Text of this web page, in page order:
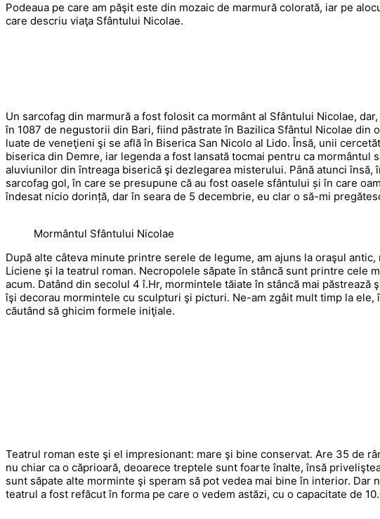
Podeaua pe care am păşit este din mozaic de marmură colorată, iar pe
care descriu viaţa Sfântului Nicolae.
Un sarcofag din marmură a fost folosit ca mormânt al Sfântului Nicolae,
în 1087 de negustorii din Bari, fiind păstrate în Bazilica Sfântul Nicolae din
luate de veneţieni şi se află în Biserica San Nicolo al Lido. Însă, unii
biserica din Demre, iar legenda a fost lansată tocmai pentru ca mormântul
aluviunilor din întreaga biserică şi dezlegarea misterului. Până atunci însă,
sarcofag gol, în care se presupune că au fost oasele sfântului și în care
îndesat nicio dorință, dar în seara de 5 decembrie, eu clar o să-mi
Mormântul Sfântului Nicolae
După alte câteva minute printre serele de legume, am ajuns la oraşul
Liciene şi la teatrul roman. Necropolele săpate în stâncă sunt printre cele
acum. Datând din secolul 4 î.Hr, mormintele tăiate în stâncă mai
îşi decorau mormintele cu sculpturi şi picturi. Ne-am zgâit mult timp la
căutând să ghicim formele iniţiale.
Teatrul roman este şi el impresionant: mare şi bine conservat. Are 35 de
nu chiar ca o căprioară, deoarece treptele sunt foarte înalte, însă
sunt săpate alte morminte şi speram să pot vedea mai bine în interior. Dar
teatrul a fost refăcut în forma pe care o vedem astăzi, cu o capacitate de